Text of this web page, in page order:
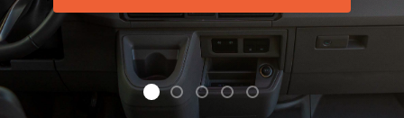
VAN TOUR
VAN TOUR